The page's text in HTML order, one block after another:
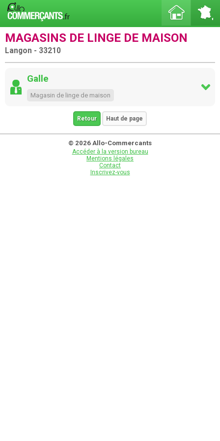
MAGASINS DE LINGE DE MAISON
Langon - 33210
Galle
Magasin de linge de maison
Retour Haut de page
© 2026 Allo-Commercants
Accéder à la version bureau
Mentions légales
Contact
Inscrivez-vous